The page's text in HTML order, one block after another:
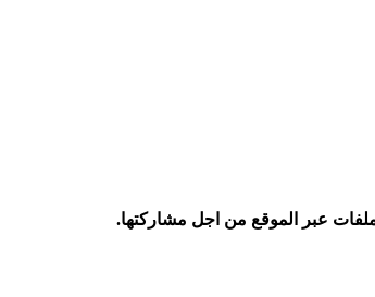
عبر الموقع من اجل مشاركتها.